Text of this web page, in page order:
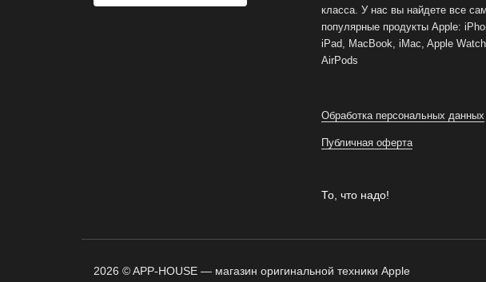
класса. У нас вы найдете все
популярные продукты Apple:
iPad, MacBook, iMac, Apple
AirPods
Обработка персональных данных
Публичная оферта
То, что надо!
2026 © APP-HOUSE — магазин оригинальной техники Apple